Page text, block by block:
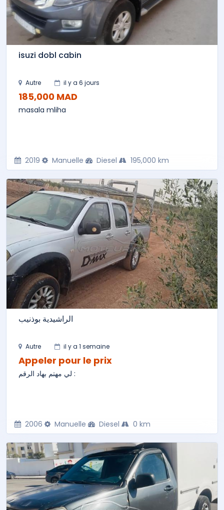
isuzi dobl cabin
Autre il y a 6 jours
185,000 MAD
masala mliha
2019 Manuelle Diesel 195,000 km
الراشيدية بوذنيب
Autre il y a 1 semaine
Appeler pour le prix
لي مهتم بهاد الرقم :
2006 Manuelle Diesel 0 km